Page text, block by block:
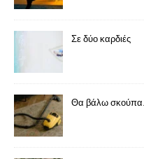
Σε δύο καρδιές
Θα βάλω σκούπα…